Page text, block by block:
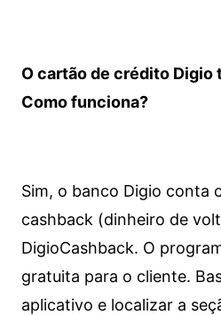
O cartão de crédito Digio
Como funciona?
Sim, o banco Digio conta
cashback (dinheiro de
DigioCashback. O
gratuita para o cliente.
aplicativo e localizar a